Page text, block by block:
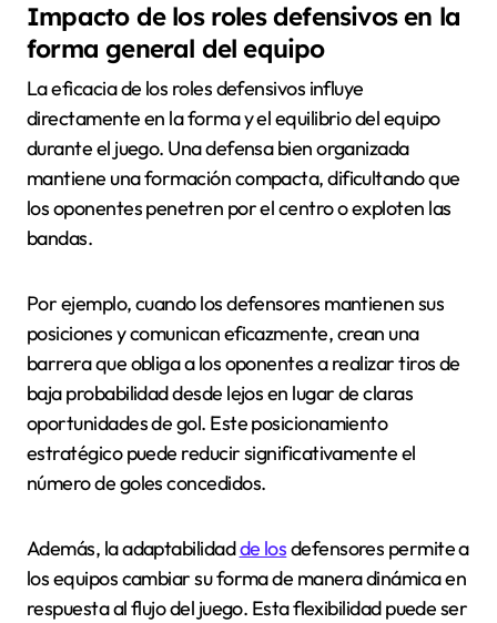
Impacto de los roles defensivos en la
forma general del equipo
La eficacia de los roles defensivos influye
directamente en la forma y el equilibrio del equipo
durante el juego. Una defensa bien organizada
mantiene una formación compacta, dificultando que
los oponentes penetren por el centro o exploten las
bandas.
Por ejemplo, cuando los defensores mantienen sus
posiciones y comunican eficazmente, crean una
barrera que obliga a los oponentes a realizar tiros de
baja probabilidad desde lejos en lugar de claras
oportunidades de gol. Este posicionamiento
estratégico puede reducir significativamente el
número de goles concedidos.
Además, la adaptabilidadde losdefensores permite a
los equipos cambiar su forma de manera dinámica en
respuesta al flujo del juego. Esta flexibilidad puede ser